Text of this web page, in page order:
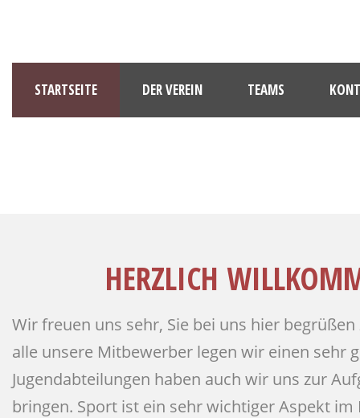
STARTSEITE DER VEREIN TEAMS
HERZLICH
Wir freuen uns sehr, Sie bei uns hier
alle unsere Mitbewerber legen wir einen sehr
Jugendabteilungen haben auch wir uns zur
bringen. Sport ist ein sehr wichtiger Aspekt